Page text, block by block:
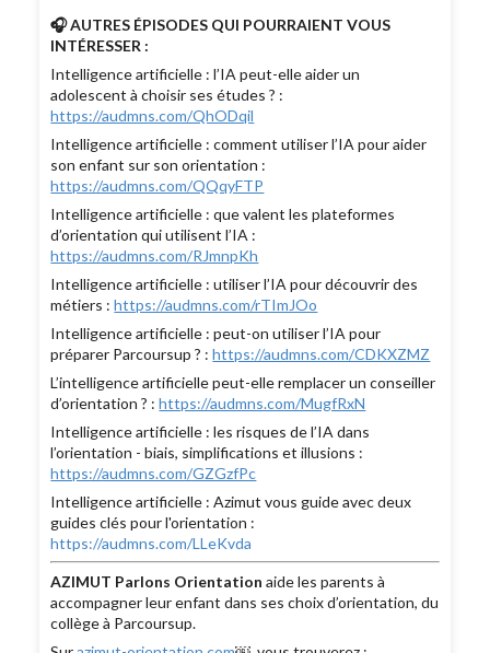
🎧 AUTRES ÉPISODES QUI POURRAIENT VOUS
INTÉRESSER :
Intelligence artificielle : l’IA peut-elle aider un
adolescent à choisir ses études ? :
https://audmns.com/QhODqil
Intelligence artificielle : comment utiliser l’IA pour aider
son enfant sur son orientation :
https://audmns.com/QQqyFTP
Intelligence artificielle : que valent les plateformes
d’orientation qui utilisent l’IA :
https://audmns.com/RJmnpKh
Intelligence artificielle : utiliser l’IA pour découvrir des
métiers :https://audmns.com/rTImJOo
Intelligence artificielle : peut-on utiliser l’IA pour
préparer Parcoursup ? :https://audmns.com/CDKXZMZ
L’intelligence artificielle peut-elle remplacer un conseiller
d’orientation ? :https://audmns.com/MugfRxN
Intelligence artificielle : les risques de l’IA dans
l’orientation - biais, simplifications et illusions :
https://audmns.com/GZGzfPc
Intelligence artificielle : Azimut vous guide avec deux
guides clés pour l'orientation :
https://audmns.com/LLeKvda
AZIMUT Parlons Orientation aide les parents à
accompagner leur enfant dans ses choix d’orientation, du
collège à Parcoursup.